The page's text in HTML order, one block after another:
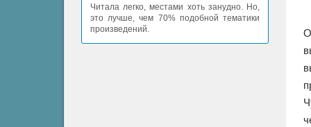
Читала легко, местами хоть занудно. Но,
это лучше, чем 70% подобной тематики
произведений.